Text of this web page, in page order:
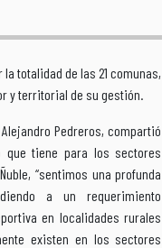
totalidad de las 21 comunas,
y territorial de su gestión.
Pedreros, compartió
tiene para los sectores
“sentimos una profunda
a un requerimiento
en localidades rurales
existen en los sectores